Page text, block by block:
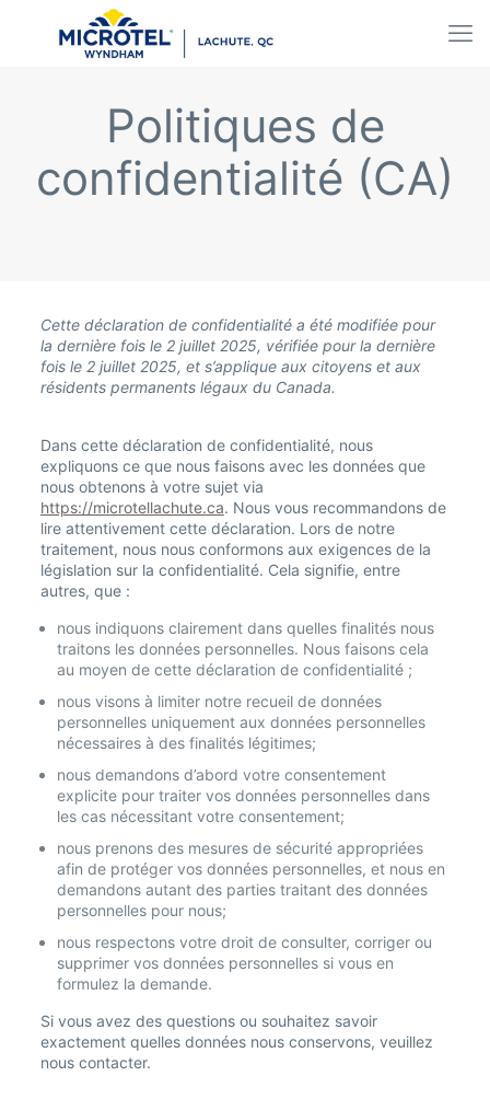
Politiques de
confidentialité (CA)
Cette déclaration de confidentialité a été modifiée pour
la dernière fois le 2 juillet 2025, vérifiée pour la dernière
fois le 2 juillet 2025, et s’applique aux citoyens et aux
résidents permanents légaux du Canada.
Dans cette déclaration de confidentialité, nous
expliquons ce que nous faisons avec les données que
nous obtenons à votre sujet via
https://microtellachute.ca. Nous vous recommandons de
lire attentivement cette déclaration. Lors de notre
traitement, nous nous conformons aux exigences de la
législation sur la confidentialité. Cela signifie, entre
autres, que :
nous indiquons clairement dans quelles finalités nous
traitons les données personnelles. Nous faisons cela
au moyen de cette déclaration de confidentialité ;
nous visons à limiter notre recueil de données
personnelles uniquement aux données personnelles
nécessaires à des finalités légitimes;
nous demandons d’abord votre consentement
explicite pour traiter vos données personnelles dans
les cas nécessitant votre consentement;
nous prenons des mesures de sécurité appropriées
afin de protéger vos données personnelles, et nous en
demandons autant des parties traitant des données
personnelles pour nous;
nous respectons votre droit de consulter, corriger ou
supprimer vos données personnelles si vous en
formulez la demande.
Si vous avez des questions ou souhaitez savoir
exactement quelles données nous conservons, veuillez
nous contacter.